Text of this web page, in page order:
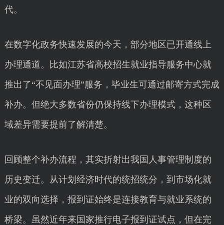
代。
在数字化政务快速发展的今天，部分地区已开通线上
办理通道。比如江苏省高校招生就业指导服务中心就
推出了“不见面办理”服务，毕业生可通过邮寄方式完成
补办。但绝大多数省份仍保持线下办理模式，这种区
域差异需要提前了解清楚。
回顾整个补办流程，其实折射出我国人事管理制度的
历史变迁。从计划经济时代的统招统分，到市场化就
业的双向选择，报到证始终是连接教育与就业系统的
桥梁。虽然近年来国家推行电子报到证试点，但在完